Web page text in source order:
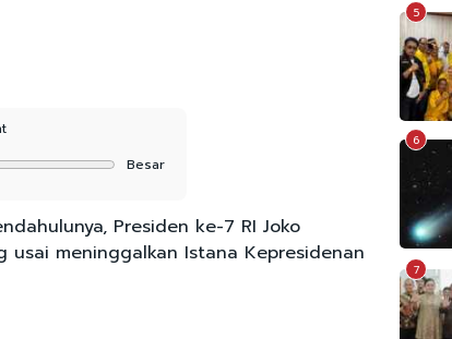
Besar
Presiden ke-7 RI Joko
meninggalkan Istana Kepresidenan
5
6
7